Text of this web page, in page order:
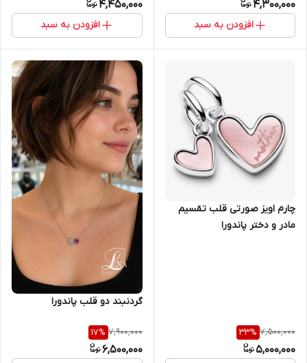
4,300,000
افزودن به سبد
4,450,000
افزودن به سبد
چارم اویز صورتی قلب تقسیم
مادر و دختر پاندورا
7,500,000
33%
5,000,000
گردنبند دو قلب پاندورا
7,900,000
17%
6,500,000